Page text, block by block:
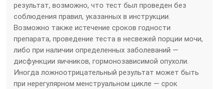
результат, возможно, что тест был проведен без
соблюдения правил, указанных в инструкции.
Возможно также истечение сроков годности
препарата, проведение теста в несвежей порции мочи,
либо при наличии определенных заболеваний —
дисфункции яичников, гормонозависимой опухоли.
Иногда ложноотрицательный результат может быть
при нерегулярном менструальном цикле — срок